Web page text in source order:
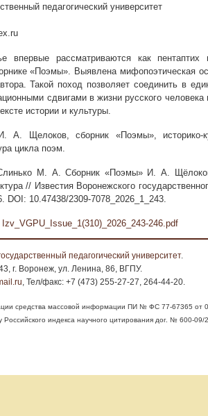
педагогический университет
впервые рассматриваются как
«Поэмы». Выявлена мифопоэтическая
Такой поход позволяет соединить в
сдвигами в жизни русского
истории и культуры.
А. Щелоков, сборник «Поэмы», историко-
цикла поэм.
М. А. Сборник «Поэмы» И. А.
// Известия Воронежского
10.47438/2309-7078_2026_1_243.
Izv_VGPU_Issue_1(310)_2026_243-246.pdf
педагогический университет.
г. Воронеж, ул. Ленина, 86, ВГПУ.
, Тел/факс: +7 (473) 255-27-27, 264-44-20.
средства массовой информации ПИ № ФС 77-67365 от
Российского индекса научного цитирования дог. № 600-